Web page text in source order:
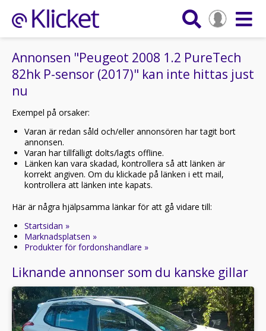
Annonsen "Peugeot 2008 1.2 PureTech
82hk P-sensor (2017)" kan inte hittas just
nu
Exempel på orsaker:
Varan är redan såld och/eller annonsören har tagit bort
annonsen.
Varan har tillfälligt dolts/lagts offline.
Länken kan vara skadad, kontrollera så att länken är
korrekt angiven. Om du klickade på länken i ett mail,
kontrollera att länken inte kapats.
Här är några hjälpsamma länkar för att gå vidare till:
Startsidan »
Marknadsplatsen »
Produkter för fordonshandlare »
Liknande annonser som du kanske gillar